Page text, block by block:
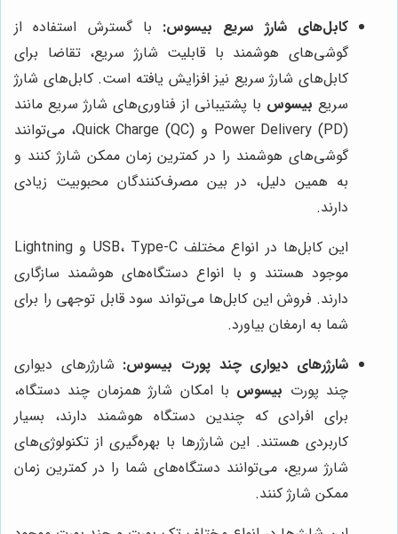
کابل‌های شارژ سریع بیسوس: با گسترش استفاده از
گوشی‌های هوشمند با قابلیت شارژ سریع، تقاضا برای
کابل‌های شارژ سریع نیز افزایش یافته است. کابل‌های شارژ
سریع بیسوس با پشتیبانی از فناوری‌های شارژ سریع مانند
Power Delivery (PD) و Quick Charge (QC)، می‌توانند
گوشی‌های هوشمند را در کمترین زمان ممکن شارژ کنند و
به همین دلیل، در بین مصرف‌کنندگان محبوبیت زیادی
دارند.
این کابل‌ها در انواع مختلف USB، Type-C و Lightning
موجود هستند و با انواع دستگاه‌های هوشمند سازگاری
دارند. فروش این کابل‌ها می‌تواند سود قابل توجهی را برای
شما به ارمغان بیاورد.
شارژرهای دیواری چند پورت بیسوس: شارژرهای دیواری
چند پورت بیسوس با امکان شارژ همزمان چند دستگاه،
برای افرادی که چندین دستگاه هوشمند دارند، بسیار
کاربردی هستند. این شارژرها با بهره‌گیری از تکنولوژی‌های
شارژ سریع، می‌توانند دستگاه‌های شما را در کمترین زمان
ممکن شارژ کنند.